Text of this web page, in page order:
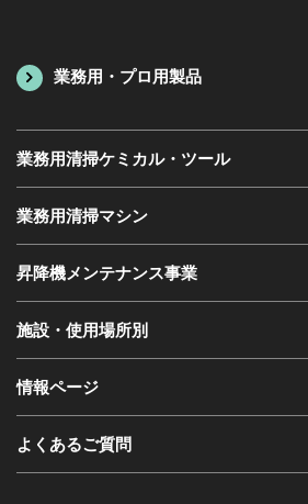
業務用・プロ用製品
業務用清掃ケミカル・ツール
業務用清掃マシン
昇降機メンテナンス事業
施設・使用場所別
情報ページ
よくあるご質問